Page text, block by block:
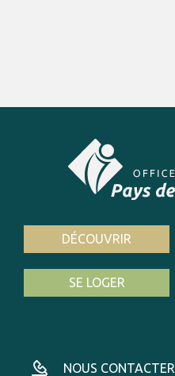
DÉCOUVRIR
SE LOGER
NOUS CONTACTER